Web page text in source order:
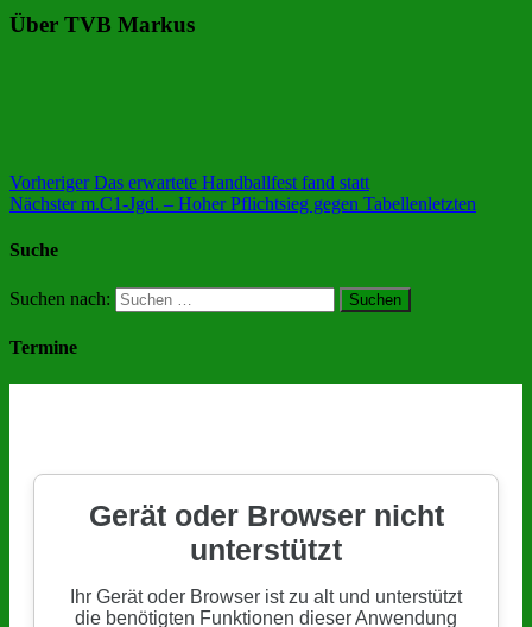
Über TVB Markus
VorherigerDas erwartete Handballfest fand statt
Nächsterm.C1-Jgd. – Hoher Pflichtsieg gegen Tabellenletzten
Suche
Suchen nach:
Termine